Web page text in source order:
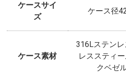
ケースサイ
ズ
ケース径
ケース素材
316Lステン
レススティ
クベゼ